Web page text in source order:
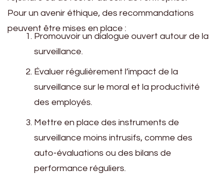
Pour un avenir éthique, des recommandations
peuvent être mises en place :
Promouvoir un dialogue ouvert autour de la
surveillance.
Évaluer régulièrement l’impact de la
surveillance sur le moral et la productivité
des employés.
Mettre en place des instruments de
surveillance moins intrusifs, comme des
auto-évaluations ou des bilans de
performance réguliers.